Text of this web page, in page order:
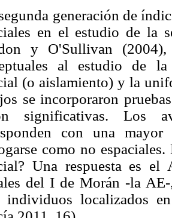
generación de
en el estudio de la
y O'Sullivan (2004),
al estudio de
(o aislamiento) y la
se incorporaron
significativas. Los
con una
como no
Una respuesta es
del I de Morán -la
individuos localizados